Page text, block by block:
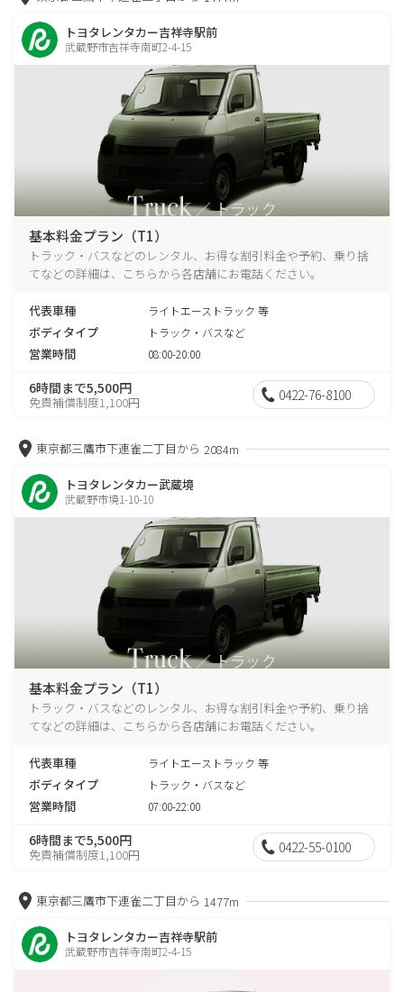
トヨタレンタカー吉祥寺駅前
武蔵野市吉祥寺南町2-4-15
基本料金プラン（T1）
トラック・バスなどのレンタル、お得な割引料金や予約、乗り捨
てなどの詳細は、こちらから各店舗にお電話ください。
代表車種 ライトエーストラック 等
ボディタイプ トラック・バスなど
営業時間 08:00-20:00
6時間まで5,500円
免責補償制度1,100円 0422-76-8100
東京都三鷹市下連雀二丁目から 2084m
トヨタレンタカー武蔵境
武蔵野市境1-10-10
基本料金プラン（T1）
トラック・バスなどのレンタル、お得な割引料金や予約、乗り捨
てなどの詳細は、こちらから各店舗にお電話ください。
代表車種 ライトエーストラック 等
ボディタイプ トラック・バスなど
営業時間 07:00-22:00
6時間まで5,500円
免責補償制度1,100円 0422-55-0100
東京都三鷹市下連雀二丁目から 1477m
トヨタレンタカー吉祥寺駅前
武蔵野市吉祥寺南町2-4-15